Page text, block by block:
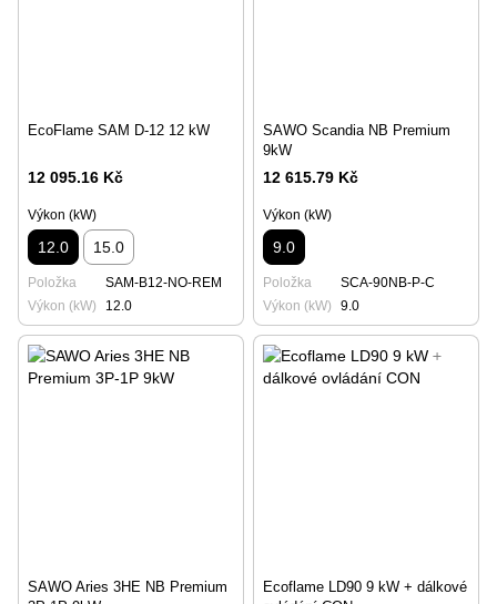
EcoFlame SAM D-12 12 kW
12 095.16 Kč
Výkon (kW)
12.0 15.0
Položka
SAM-B12-NO-REM
Výkon (kW)
12.0
SAWO Scandia NB Premium
9kW
12 615.79 Kč
Výkon (kW)
9.0
Položka
SCA-90NB-P-C
Výkon (kW)
9.0
SAWO Aries 3HE NB Premium
Ecoflame LD90 9 kW + dálkové